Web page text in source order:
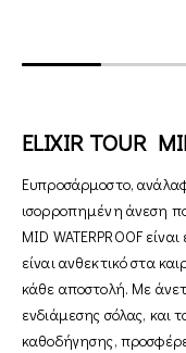
ELIXIR TOUR
Ευπροσάρμοστο,
ισορροπημένη άνεση
MID WATERPROOF
είναι ανθεκτικό στα
κάθε αποστολή. Με
ενδιάμεσης σόλας, και
καθοδήγησης,